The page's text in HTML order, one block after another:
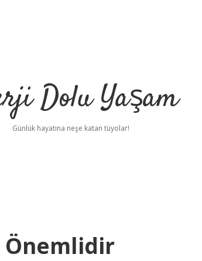
Dolu Yaşam
Günlük hayatına neşe katan tüyolar!
Önemlidir